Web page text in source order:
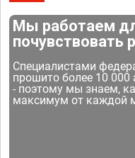
Мы работаем
почувствовать
Специалистами
прошито более 10
- поэтому мы знаем,
максимум от каждой